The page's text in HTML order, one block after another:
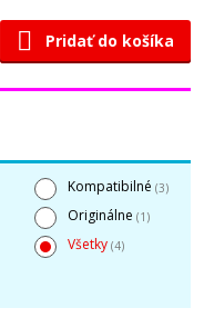
Pridať do košíka
Kompatibilné (3)
Originálne (1)
Všetky (4)